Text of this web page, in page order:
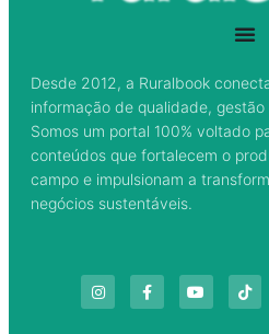
Desde 2012, a Ruralbook
informação de qualidade,
Somos um portal 100% voltado
conteúdos que fortalecem o
campo e impulsionam a
negócios sustentáveis.